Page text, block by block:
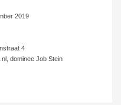
2019
4
dominee Job Stein